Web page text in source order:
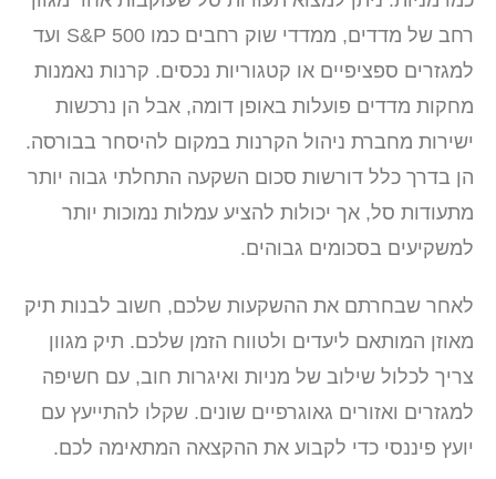
רחב של מדדים, ממדדי שוק רחבים כמו S&P 500 ועד
למגזרים ספציפיים או קטגוריות נכסים. קרנות נאמנות
מחקות מדדים פועלות באופן דומה, אבל הן נרכשות
ישירות מחברת ניהול הקרנות במקום להיסחר בבורסה.
הן בדרך כלל דורשות סכום השקעה התחלתי גבוה יותר
מתעודות סל, אך יכולות להציע עמלות נמוכות יותר
למשקיעים בסכומים גבוהים.
לאחר שבחרתם את ההשקעות שלכם, חשוב לבנות תיק
מאוזן המותאם ליעדים ולטווח הזמן שלכם. תיק מגוון
צריך לכלול שילוב של מניות ואיגרות חוב, עם חשיפה
למגזרים ואזורים גאוגרפיים שונים. שקלו להתייעץ עם
יועץ פיננסי כדי לקבוע את ההקצאה המתאימה לכם.